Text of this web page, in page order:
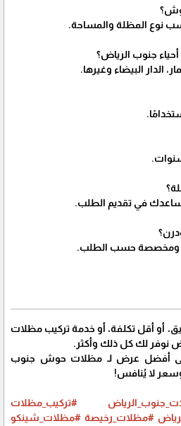
الدار البيضاء وغيرها.
في تقديم الطلب.
ومخصصة حسب الطلب.
أو أقل تكلفة، أو خدمة تركيب مظلات
نوفر لك كل ذلك وأكثر.
أفضل عرض لـ مظلات حوش جنوب
لا يُنافس!
#تركيب_مظلات
#مظلات_رخيصة #مظلات_شينكو